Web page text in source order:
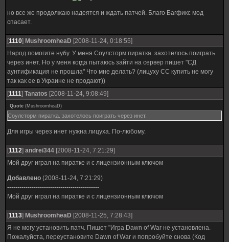
но все же продолжаю надеятся и ждать патчей. Благо Багфикс мод
спасает.
[1110] MushroomheaD [2008-11-24, 0:18:55]
Народ помогите нубу. У меня Соулсторм пиратка. захотелось поиграть
через инет. Но у меня когда пытаюсь зайти на сервер пишет "СД
аунтификация не прошла" Что мне делать? (лицуху СС купить не могу
так как ее в Украине не продают))
[1111] Tanatos [2008-11-24, 9:08:49]
Quote (MushroomheaD)
Соулсторм пиратка. захотелось поиграть через инет.
Для игры через инет нужна лицуха. По-любому.
[1112] andrei344 [2008-11-24, 7:21:29]
Мой друг играл на пиратке и с лицензионным ключом
Добавлено (2008-11-24, 7:21:29)
---------------------------------------------
Мой друг играл на пиратке и с лицензионным ключом
[1113] MushroomheaD [2008-11-25, 7:28:43]
Я не могу установить патч. Пишет "Игра Dawn of War не установлена.
Пожалуйста, переустановите Dawn of War и попробуйте снова (Код